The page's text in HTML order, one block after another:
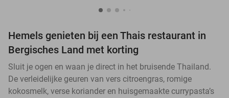
Hemels genieten bij een Thais restaurant in
Bergisches Land met korting
Sluit je ogen en waan je direct in het bruisende Thailand.
De verleidelijke geuren van vers citroengras, romige
kokosmelk, verse koriander en huisgemaakte currypasta’s